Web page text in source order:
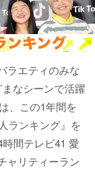
ラエティのみな
なシーンで活躍
、この1年間を
ランキング』を
間テレビ41 愛
ャリティーラン